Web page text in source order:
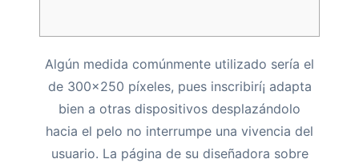
Algún medida comúnmente utilizado serí­a el
de 300×250 píxeles, pues inscribirí¡ adapta
bien a otras dispositivos desplazándolo
hacia el pelo no interrumpe una vivencia del
usuario. La página de su diseñadora sobre